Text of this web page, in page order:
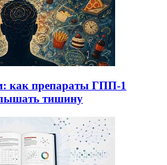
как препараты ГПП-1
тишину